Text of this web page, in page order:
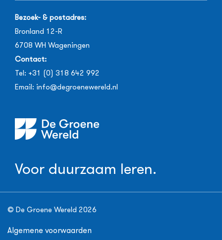
Bezoek- & postadres:
Bronland 12-R
6708 WH Wageningen
Contact:
Tel: +31 (0) 318 642 992
Email: info@degroenewereld.nl
Voor duurzaam leren.
© De Groene Wereld 2026
Algemene voorwaarden